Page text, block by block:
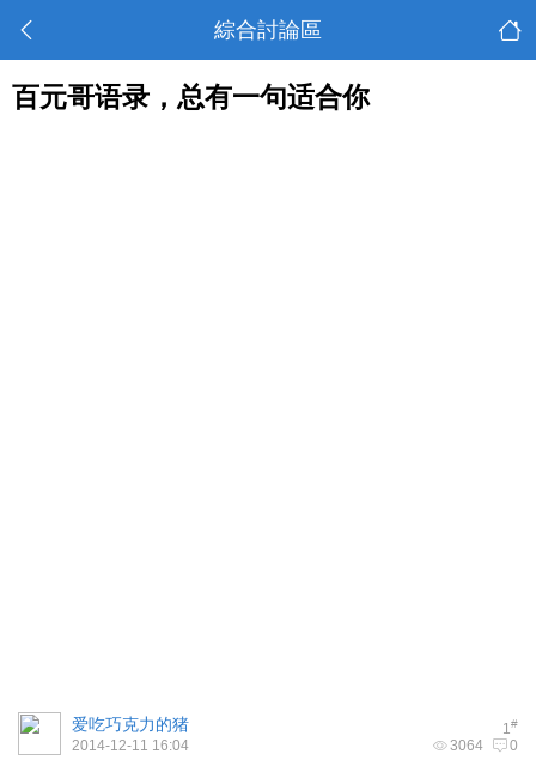
綜合討論區
百元哥语录，总有一句适合你
1#
爱吃巧克力的猪
3064 0
2014-12-11 16:04